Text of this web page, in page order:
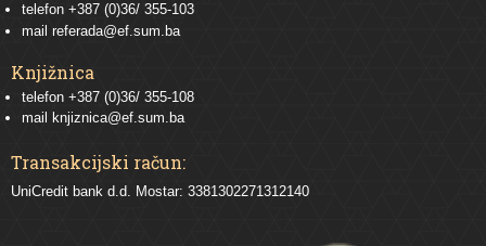
telefon +387 (0)36/ 355-103
mail referada@ef.sum.ba
Knjižnica
telefon +387 (0)36/ 355-108
mail
knjiznica@ef.sum.ba
Transakcijski račun:
UniCredit bank d.d. Mostar: 3381302271312140